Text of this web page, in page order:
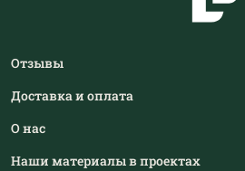
Отзывы
Доставка и оплата
О нас
Наши материалы в проектах